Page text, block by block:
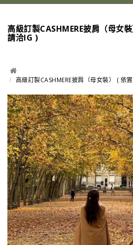
高級訂製CASHMERE披肩（母女
請洽IG )
高級訂製CASHMERE披肩（母女裝） ( 依